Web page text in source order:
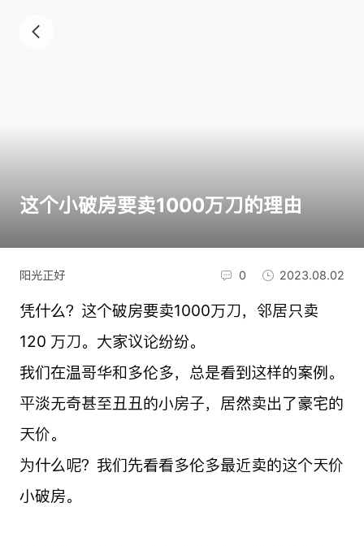
这个小破房要卖1000万刀的理由
阳光正好 0 2023.08.02
凭什么？这个破房要卖1000万刀，邻居只卖
120 万刀。大家议论纷纷。
我们在温哥华和多伦多，总是看到这样的案例。
平淡无奇甚至丑丑的小房子，居然卖出了豪宅的
天价。
为什么呢？我们先看看多伦多最近卖的这个天价
小破房。